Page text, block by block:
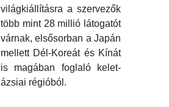
világkiállításra a szervezők
több mint 28 millió látogatót
várnak, elsősorban a Japán
mellett Dél-Koreát és Kínát
is magában foglaló kelet-
ázsiai régióból.